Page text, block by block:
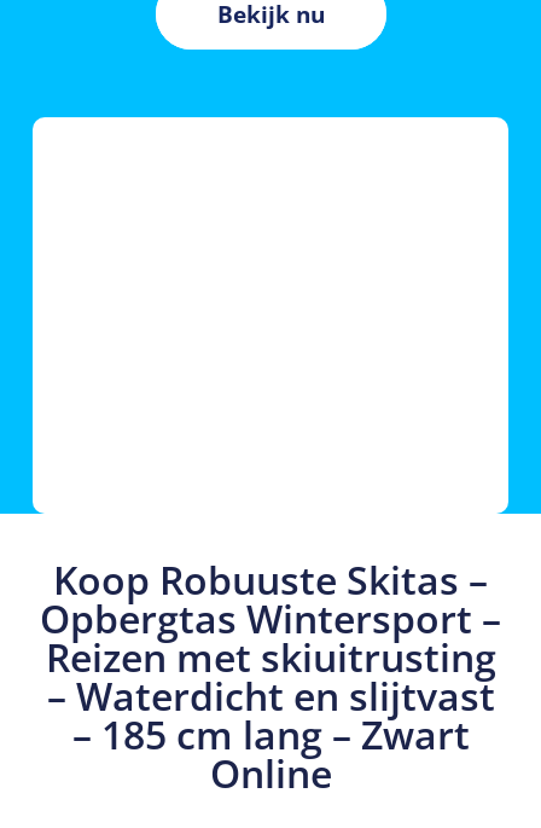
Bekijk nu
Koop Robuuste Skitas –
Opbergtas Wintersport –
Reizen met skiuitrusting
– Waterdicht en slijtvast
– 185 cm lang – Zwart
Online